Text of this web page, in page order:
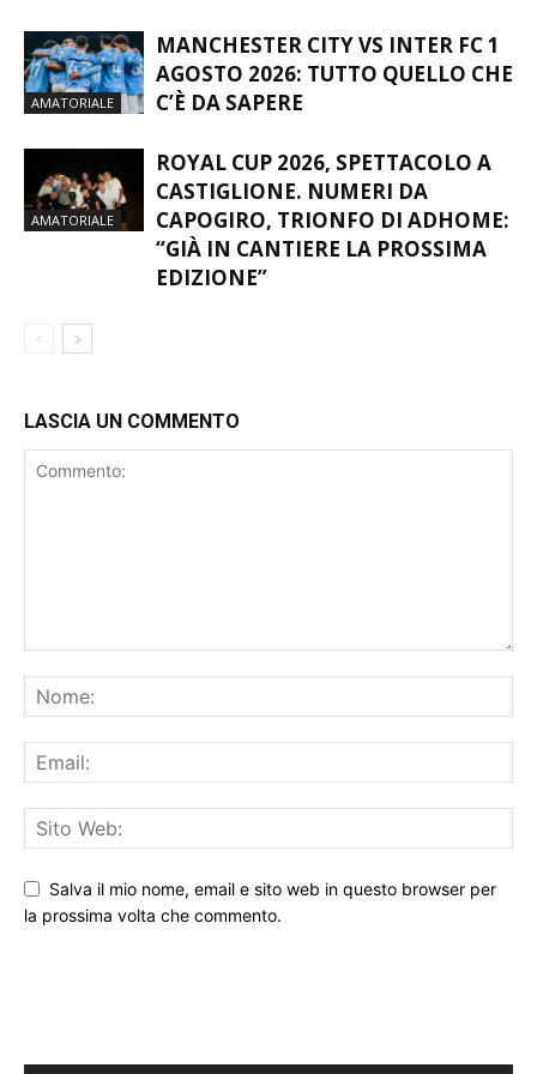
AMATORIALE
MANCHESTER CITY VS INTER FC 1
AGOSTO 2026: TUTTO QUELLO CHE
C’È DA SAPERE
AMATORIALE
ROYAL CUP 2026, SPETTACOLO A
CASTIGLIONE. NUMERI DA
CAPOGIRO, TRIONFO DI ADHOME:
“GIÀ IN CANTIERE LA PROSSIMA
EDIZIONE”
LASCIA UN COMMENTO
Salva il mio nome, email e sito web in questo browser per
la prossima volta che commento.